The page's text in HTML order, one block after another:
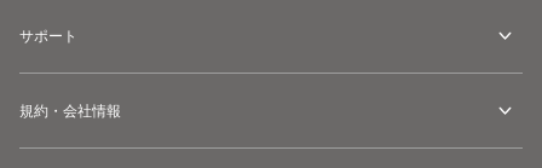
サポート
規約・会社情報